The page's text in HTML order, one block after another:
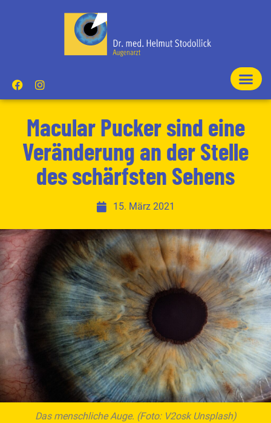
Macular Pucker sind eine
Veränderung an der Stelle
des schärfsten Sehens
15. März 2021
Das menschliche Auge. (Foto: V2osk Unsplash)